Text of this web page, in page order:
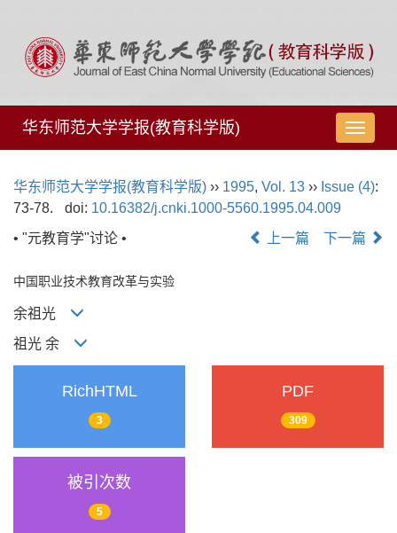
导
航
换
华东师范大学学报(教育科学版)
华东师范大学学报(教育科学版) ›› 1995, Vol. 13 ›› Issue (4):
73-78.
doi: 10.16382/j.cnki.1000-5560.1995.04.009
• "元教育学"讨论 •
上一篇 下一篇
中国职业技术教育改革与实验
余祖光
祖光 余
RichHTML
3
PDF
309
被引次数
5